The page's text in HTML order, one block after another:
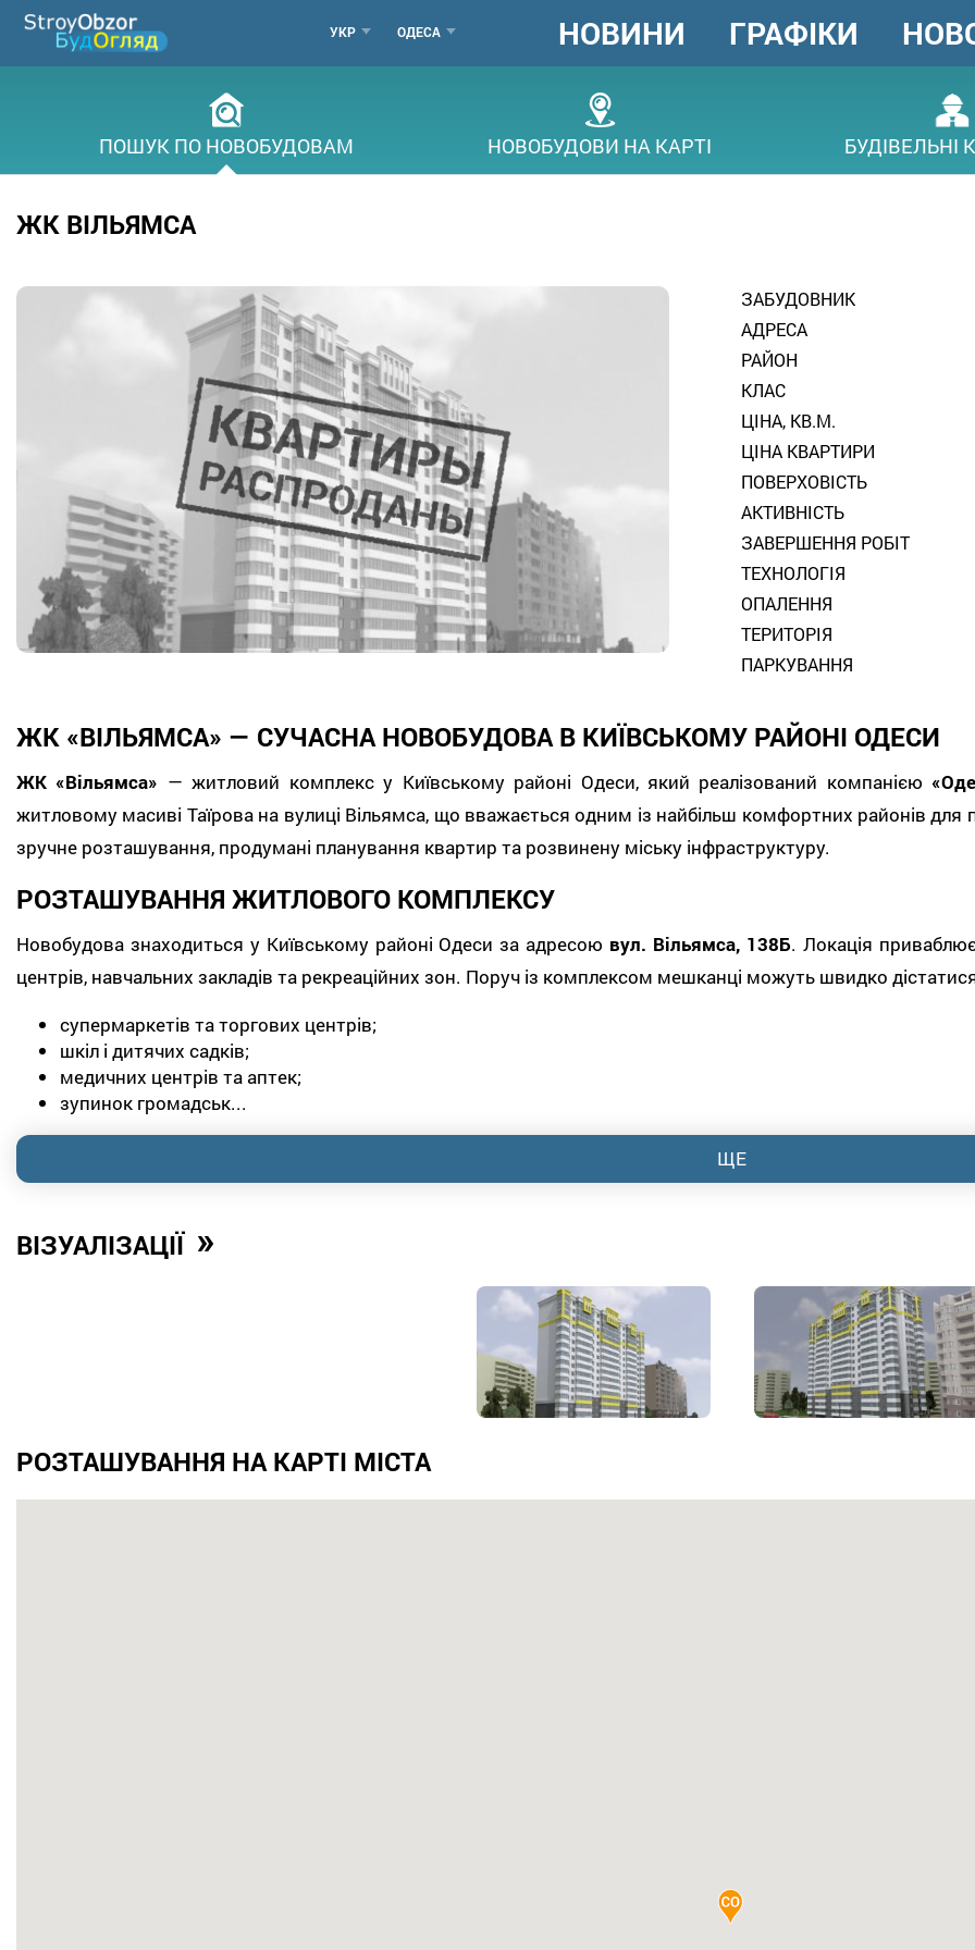
Перейти
основного
УКР
МЕНЮ
ГОРОДОВ
ОДЕСА
ГОЛОВНЕ
МЕНЮ
НОВИНИ ГРАФІКИ
ПОШУК ПО НОВОБУДОВАМ НОВОБУДОВИ НА КАРТІ БУДІВЕЛЬНІ
ЖК ВІЛЬЯМСА
ЗАБУДОВНИК
АДРЕСА
РАЙОН
КЛАС
ЦІНА, КВ.М.
ЦІНА КВАРТИРИ
ПОВЕРХОВІСТЬ
АКТИВНІСТЬ
ЗАВЕРШЕННЯ РОБІТ
ТЕХНОЛОГІЯ
ОПАЛЕННЯ
TЕРИТОРІЯ
ПАРКУВАННЯ
ЖК «ВІЛЬЯМСА» — СУЧАСНА НОВОБУДОВА В КИЇВСЬКОМУ РАЙОНІ ОДЕСИ
ЖК «Вільямса» — житловий комплекс у Київському районі Одеси, який реалізований компанією
житловому масиві Таїрова на вулиці Вільямса, що вважається одним із найбільш комфортних районів
зручне розташування, продумані планування квартир та розвинену міську інфраструктуру.
РОЗТАШУВАННЯ ЖИТЛОВОГО КОМПЛЕКСУ
Новобудова знаходиться у Київському районі Одеси за адресою вул. Вільямса, 138Б. Локація
центрів, навчальних закладів та рекреаційних зон. Поруч із комплексом мешканці можуть швидко
супермаркетів та торгових центрів;
шкіл і дитячих садків;
медичних центрів та аптек;
зупинок громадськ...
ЩЕ
ВІЗУАЛІЗАЦІЇ »
РОЗТАШУВАННЯ НА КАРТІ МІСТА